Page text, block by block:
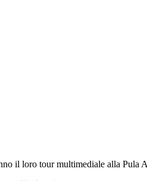
il loro tour multimediale alla Pula